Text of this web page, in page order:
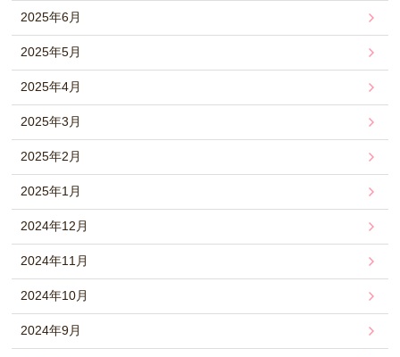
2025年6月
2025年5月
2025年4月
2025年3月
2025年2月
2025年1月
2024年12月
2024年11月
2024年10月
2024年9月